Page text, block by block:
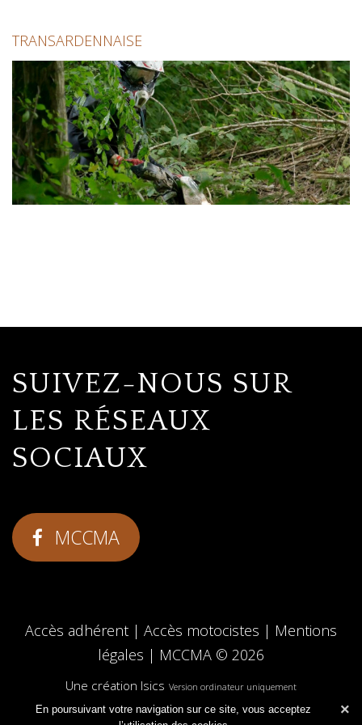
TRANSARDENNAISE
SUIVEZ-NOUS SUR
LES RÉSEAUX
SOCIAUX
MCCMA
Accès adhérent | Accès motocistes | Mentions
légales | MCCMA © 2026
Une création Isics Version ordinateur uniquement
En poursuivant votre navigation sur ce site, vous acceptez
×